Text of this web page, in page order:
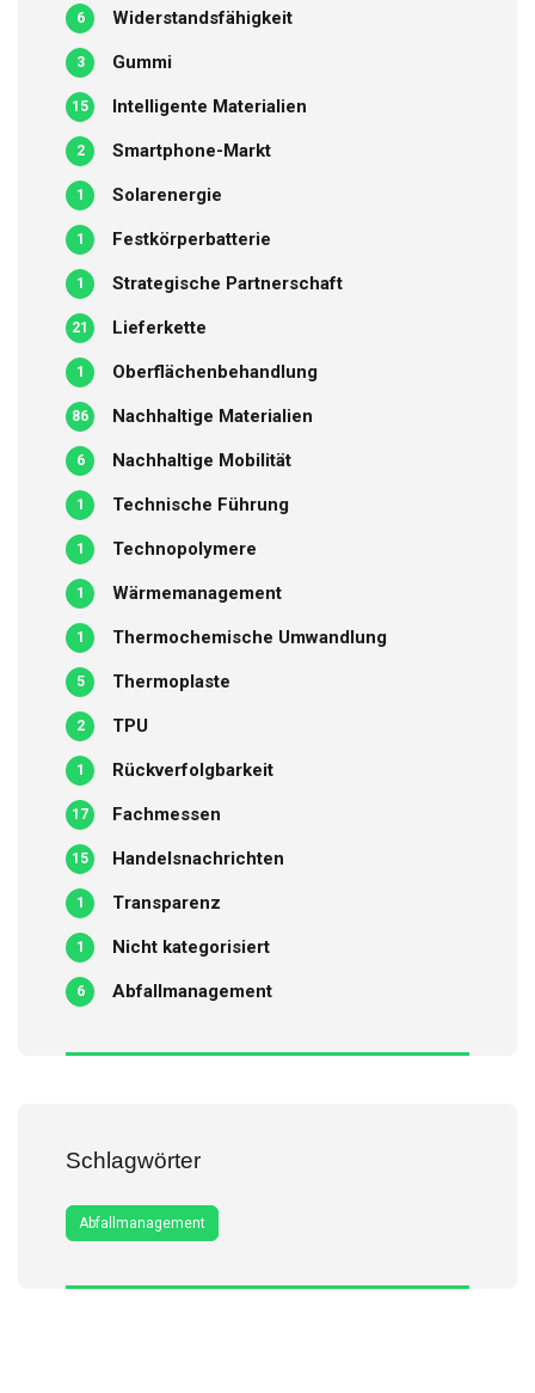
Widerstandsfähigkeit
6
Gummi
3
Intelligente Materialien
15
Smartphone-Markt
2
Solarenergie
1
Festkörperbatterie
1
Strategische Partnerschaft
1
Lieferkette
21
Oberflächenbehandlung
1
Nachhaltige Materialien
86
Nachhaltige Mobilität
6
Technische Führung
1
Technopolymere
1
Wärmemanagement
1
Thermochemische Umwandlung
1
Thermoplaste
5
TPU
2
Rückverfolgbarkeit
1
Fachmessen
17
Handelsnachrichten
15
Transparenz
1
Nicht kategorisiert
1
Abfallmanagement
6
Schlagwörter
Abfallmanagement